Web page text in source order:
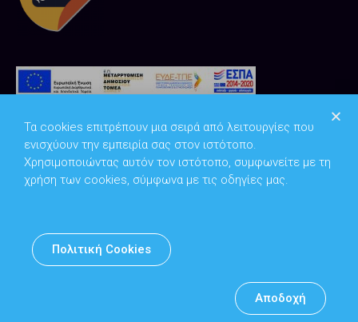
Copyright © 2026Υπουργείο Ψηφιακής Διακυβέρνησης
Υπεύθυνος DPO: Θανάσης Κοσμόπουλος | dpo@mindigital.gr
Τα cookies επιτρέπουν μια σειρά από λειτουργίες που
ενισχύουν την εμπειρία σας στον ιστότοπο.
Χρησιμοποιώντας αυτόν τον ιστότοπο, συμφωνείτε με τη
χρήση των cookies, σύμφωνα με τις οδηγίες μας.
Πολιτική Cookies
Αποδοχή